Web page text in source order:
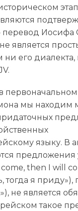
перевод Иосифа
является
его диалекта,
первоначальном
мы находим
языку. В
предложения
then I will
я приду»),
не является
такое